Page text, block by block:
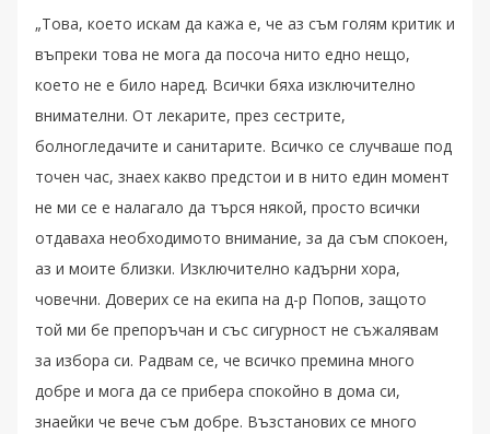
„Това, което искам да кажа е, че аз съм голям критик и
въпреки това не мога да посоча нито едно нещо,
което не е било наред. Всички бяха изключително
внимателни. От лекарите, през сестрите,
болногледачите и санитарите. Всичко се случваше под
точен час, знаех какво предстои и в нито един момент
не ми се е налагало да търся някой, просто всички
отдаваха необходимото внимание, за да съм спокоен,
аз и моите близки. Изключително кадърни хора,
човечни. Доверих се на екипа на д-р Попов, защото
той ми бе препоръчан и със сигурност не съжалявам
за избора си. Радвам се, че всичко премина много
добре и мога да се прибера спокойно в дома си,
знаейки че вече съм добре. Възстанових се много